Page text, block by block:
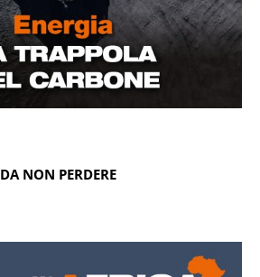
DA NON PERDERE